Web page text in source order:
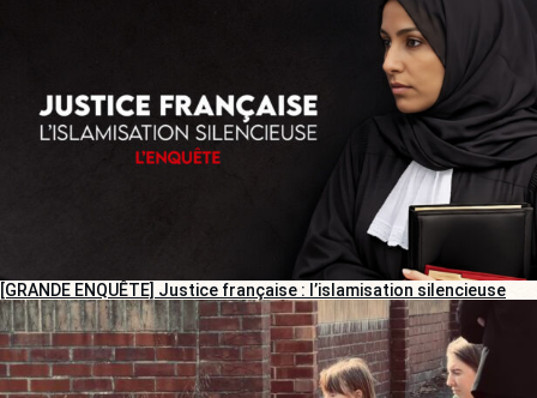
[GRANDE ENQUÊTE] Justice française : l’islamisation silencieuse